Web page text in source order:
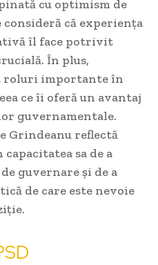
cu optimism de
consideră că experiența
îl face potrivit
În plus,
roluri importante în
ce îi oferă un avantaj
guvernamentale.
Grindeanu reflectă
sa de a
guvernare și de a
de care este nevoie